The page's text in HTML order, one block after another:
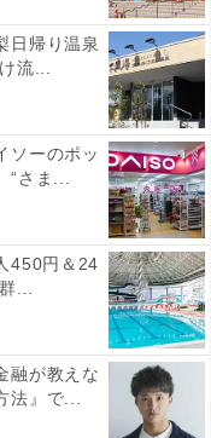
日帰り温泉
流...
ソーのポッ
さま...
450円＆24
...
融が教えな
法』で...